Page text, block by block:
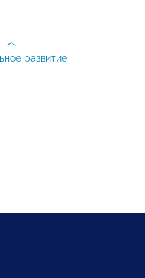
развитие